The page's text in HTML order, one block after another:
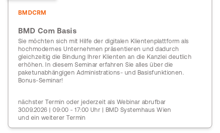
BMDCRM
BMD Com Basis
Sie möchten sich mit Hilfe der digitalen Klientenplattform als
hochmodernes Unternehmen präsentieren und dadurch
gleichzeitig die Bindung Ihrer Klienten an die Kanzlei deutlich
erhöhen. In diesem Seminar erfahren Sie alles über die
paketunabhängigen Administrations- und Basisfunktionen.
Bonus-Seminar!
nächster Termin oder jederzeit als Webinar abrufbar
30.09.2026 | 09:00 - 17:00 Uhr | BMD Systemhaus Wien
und ein weiterer Termin